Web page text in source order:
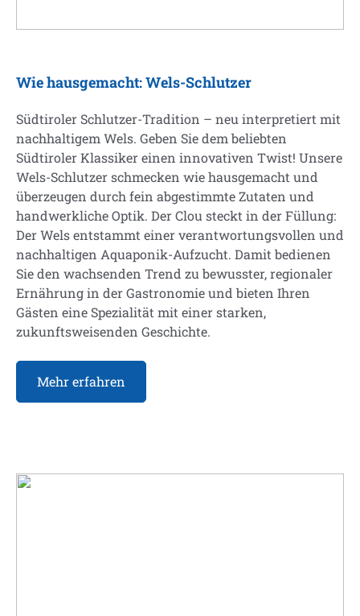
Wie hausgemacht: Wels-Schlutzer
Südtiroler Schlutzer-Tradition – neu interpretiert mit
nachhaltigem Wels. Geben Sie dem beliebten
Südtiroler Klassiker einen innovativen Twist! Unsere
Wels-Schlutzer schmecken wie hausgemacht und
überzeugen durch fein abgestimmte Zutaten und
handwerkliche Optik. Der Clou steckt in der Füllung:
Der Wels entstammt einer verantwortungsvollen und
nachhaltigen Aquaponik-Aufzucht. Damit bedienen
Sie den wachsenden Trend zu bewusster, regionaler
Ernährung in der Gastronomie und bieten Ihren
Gästen eine Spezialität mit einer starken,
zukunftsweisenden Geschichte.
Mehr erfahren